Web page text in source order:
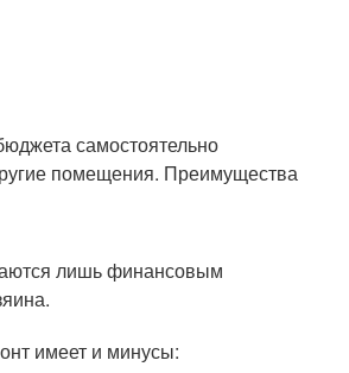
самостоятельно
помещения. Преимущества
лишь финансовым
имеет и минусы: